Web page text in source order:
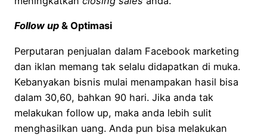
Follow up & Optimasi
Perputaran penjualan dalam Facebook marketing
dan iklan memang tak selalu didapatkan di muka.
Kebanyakan bisnis mulai menampakan hasil bisa
dalam 30,60, bahkan 90 hari. Jika anda tak
melakukan follow up, maka anda lebih sulit
menghasilkan uang. Anda pun bisa melakukan